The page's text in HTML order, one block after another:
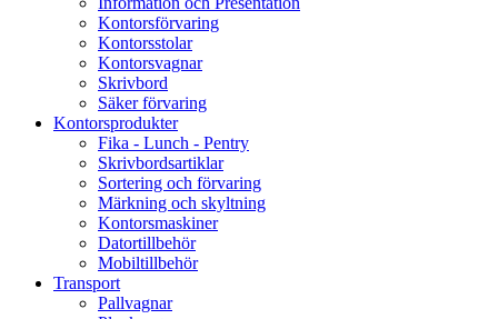
Kontorsförvaring
Kontorsstolar
Kontorsvagnar
Skrivbord
Säker förvaring
Kontorsprodukter
Fika - Lunch - Pentry
Skrivbordsartiklar
Sortering och förvaring
Märkning och skyltning
Kontorsmaskiner
Datortillbehör
Mobiltillbehör
Transport
Pallvagnar